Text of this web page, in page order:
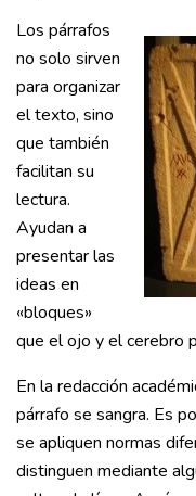
Los párrafos
no solo sirven
para organizar
el texto, sino
que también
facilitan su
lectura.
Ayudan a
presentar las
ideas en
«bloques»
que el ojo y el cerebro
En la redacción
párrafo se sangra. Es
se apliquen normas
distinguen mediante